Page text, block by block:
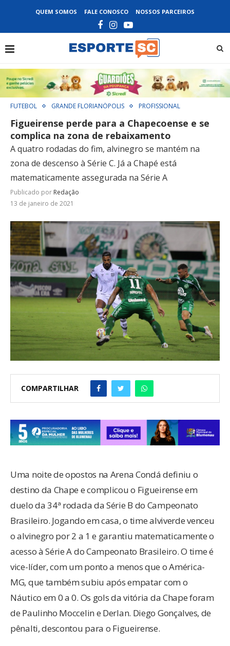
QUEM SOMOS FALE CONOSCO NOSSOS PARCEIROS
FUTEBOL GRANDE FLORIANÓPOLIS PROFISSIONAL
Figueirense perde para a Chapecoense e se
complica na zona de rebaixamento
A quatro rodadas do fim, alvinegro se mantém na
zona de descenso à Série C. Já a Chapé está
matematicamente assegurada na Série A
Publicado por Redação
13 de janeiro de 2021
COMPARTILHAR
Uma noite de opostos na Arena Condá definiu o
destino da Chape e complicou o Figueirense em
duelo da 34ª rodada da Série B do Campeonato
Brasileiro. Jogando em casa, o time alviverde venceu
o alvinegro por 2 a 1 e garantiu matematicamente o
acesso à Série A do Campeonato Brasileiro. O time é
vice-líder, com um ponto a menos que o América-
MG, que também subiu após empatar com o
Náutico em 0 a 0. Os gols da vitória da Chape foram
de Paulinho Moccelin e Derlan. Diego Gonçalves, de
pênalti, descontou para o Figueirense.